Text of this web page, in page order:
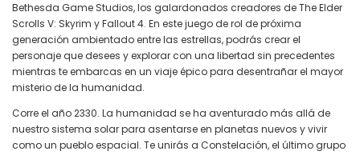
Bethesda Game Studios, los galardonados creadores de The Elder
Scrolls V: Skyrim y Fallout 4. En este juego de rol de próxima
generación ambientado entre las estrellas, podrás crear el
personaje que desees y explorar con una libertad sin precedentes
mientras te embarcas en un viaje épico para desentrañar el mayor
misterio de la humanidad.
Corre el año 2330. La humanidad se ha aventurado más allá de
nuestro sistema solar para asentarse en planetas nuevos y vivir
como un pueblo espacial. Te unirás a Constelación, el último grupo